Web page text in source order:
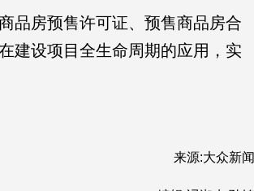
房预售许可证、预售商品房合
建设项目全生命周期的应用，实
来源:大众新闻